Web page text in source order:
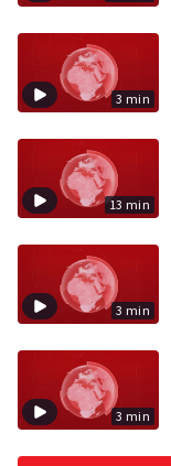
3 min
13 min
3 min
3 min